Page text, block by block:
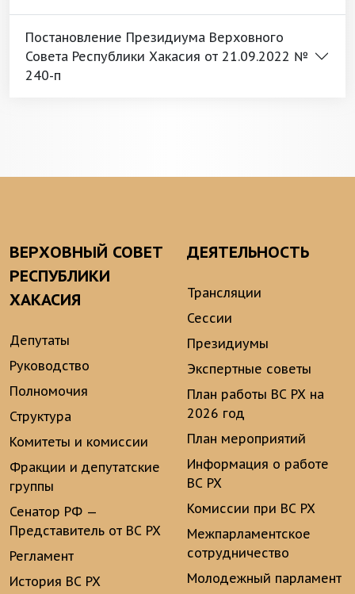
Постановление Президиума Верховного
Совета Республики Хакасия от 21.09.2022 №
240-п
ВЕРХОВНЫЙ СОВЕТ
РЕСПУБЛИКИ
ХАКАСИЯ
Депутаты
Руководство
Полномочия
Структура
Комитеты и комиссии
Фракции и депутатские
группы
Сенатор РФ —
Представитель от ВС РХ
Регламент
История ВС РХ
ДЕЯТЕЛЬНОСТЬ
Трансляции
Сессии
Президиумы
Экспертные советы
План работы ВС РХ на
2026 год
План мероприятий
Информация о работе
ВС РХ
Комиссии при ВС РХ
Межпарламентское
сотрудничество
Молодежный парламент